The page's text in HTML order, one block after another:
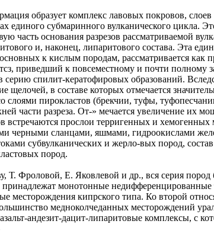
образует комплекс лавовых покровов,
субмаринного вулканического цикла.
часть основания разрезов рассматриваемой
и, наконец, липаритового состава. Эта
к кислым породам, рассматривается как
приведший к повсеместному и почти полному
серию спилит-кератофировых образований.
в составе которых отмечается
слоями пирокластов (брекчии, туфы,
части разреза. От-» мечается увеличение их
встречаются прослои терригенных и
черными сланцами, яшмами, гидроокислами
субвулканических и жерло-вых пород,
пород.
Т. Фроловой, Е. Яковлевой и др., вся серия
монотонные недифференцированные
месторождения кипрского типа. Ко второй
медноколчеданных месторождений
андезит-дацит-липаритовые комплексы, с